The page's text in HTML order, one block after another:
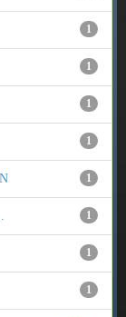
1
1
1
1
1
1
1
1